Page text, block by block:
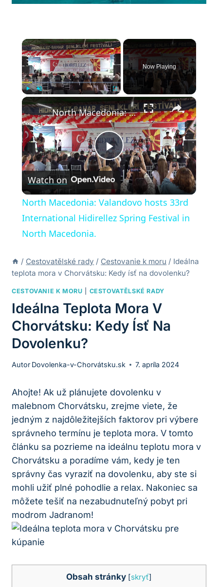
×
Play Fullscreen
Now Playing
×
Play
Video
North Macedonia: Valandovo hosts 33rd International Hidirellez Spring Festival in North Macedonia.
Watch on
North Macedonia: Valandovo hosts 33rd
International Hidirellez Spring Festival in
North Macedonia.
/ Cestovatělské rady / Cestovanie k moru / Ideálna
teplota mora v Chorvátsku: Kedy ísť na dovolenku?
CESTOVANIE K MORU CESTOVATĚLSKÉ RADY
Ideálna Teplota Mora V
Chorvátsku: Kedy Ísť Na
Dovolenku?
Autor Dovolenka-v-Chorvátsku.sk 7. apríla 2024
Ahojte! Ak už plánujete dovolenku v
malebnom Chorvátsku, zrejme viete, že
jedným z najdôležitejších faktorov pri výbere
správneho termínu je teplota mora. V tomto
článku sa pozrieme na ideálnu teplotu mora v
Chorvátsku a poradíme vám, kedy je ten
správny čas vyraziť na dovolenku, aby ste si
mohli užiť plné pohodlie a relax. Nakoniec sa
môžete tešiť na nezabudnuteľný pobyt pri
modrom Jadranom!
Obsah stránky [skryť]